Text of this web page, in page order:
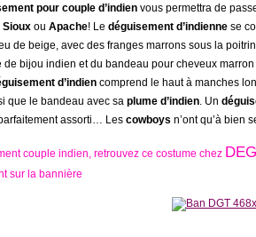
pour couple d’indien vous permettra de
Sioux ou Apache! Le déguisement d’indienne se
de beige, avec des franges marrons sous la
de bijou indien et du bandeau pour cheveux marron
d’indien comprend le haut à manches
que le bandeau avec sa plume d’indien. Un
assorti… Les cowboys n’ont qu’à bien
couple indien, retrouvez ce costume chez
sur la bannière